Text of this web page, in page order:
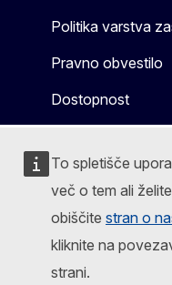
To spletišče
več o tem ali
obiščite stran o
kliknite na
strani.
Politika varstva
Pravno obvestilo
Dostopnost